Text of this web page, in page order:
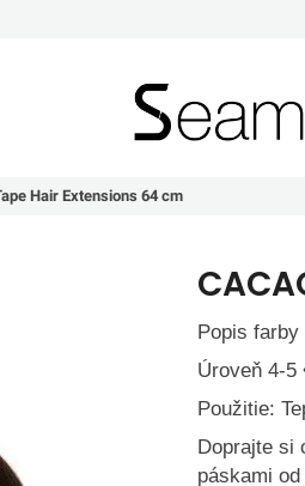
Hair Extensions 64 cm
Popis farby
Úroveň 4-5
Použitie:
Doprajte si
páskami